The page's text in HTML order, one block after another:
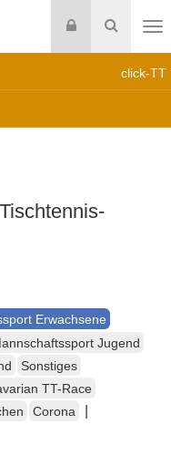
Suche
Login
click-TT
Erwachsene
Jugend
Sonstiges
TT-Race
Corona